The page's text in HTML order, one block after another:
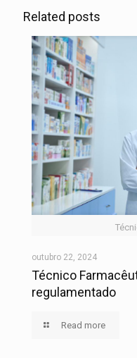
Related posts
outubro 22, 2024
Técnico
regulamentado
Read more